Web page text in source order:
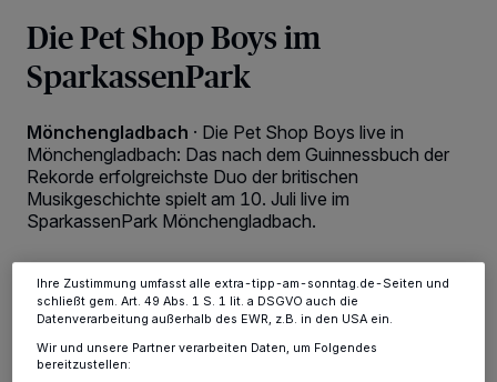
Die Pet Shop Boys im
SparkassenPark
Mönchengladbach · Die Pet Shop Boys live in
Mönchengladbach: Das nach dem Guinnessbuch der
Rekorde erfolgreichste Duo der britischen
Musikgeschichte spielt am 10. Juli live im
SparkassenPark Mönchengladbach.
04.07.2026 , 14:00 Uhr 2 Minuten Lesezeit
-Partner speichern und greifen auf
personenbezogene Daten wie Browserdaten oder eindeutige
Kennungen auf Ihrem Gerät zu. Durch Auswahl von OK aktivieren Sie
verarbeiten Daten, um Ihnen Dienste bereitzustellen“ aufgeführten
Zwecke. Wenn Tracker deaktiviert sind, sind manche Inhalte und
Anzeigen möglicherweise nicht mehr so relevant für Sie. Sie können
dieses Menü jederzeit wieder aufrufen, um Ihre Einstellungen zu
ändern oder Ihre Einwilligung zu widerrufen, indem Sie auf den Link
Einstellungen oder Ablehnen am unteren Rand der Webseite klicken.
Ihre Zustimmung umfasst alle extra-tipp-am-sonntag.de-Seiten und
schließt gem. Art. 49 Abs. 1 S. 1 lit. a DSGVO auch die
Datenverarbeitung außerhalb des EWR, z.B. in den USA ein.
Wir und unsere Partner verarbeiten Daten, um Folgendes
bereitzustellen: